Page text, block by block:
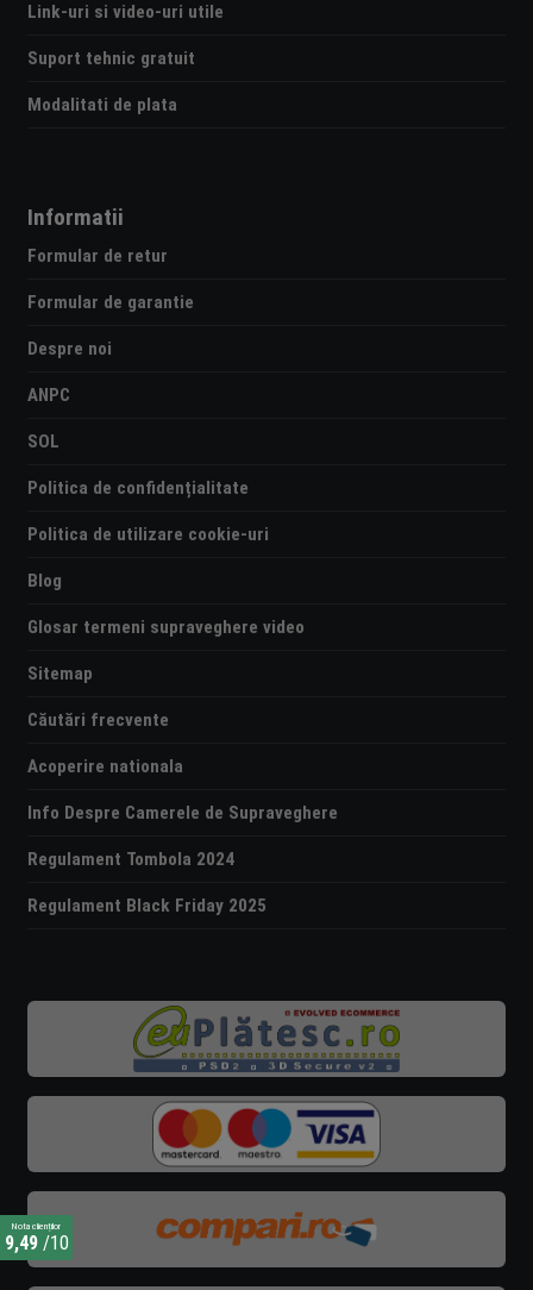
Link-uri si video-uri utile
Suport tehnic gratuit
Modalitati de plata
Informatii
Formular de retur
Formular de garantie
Despre noi
ANPC
SOL
Politica de confidențialitate
Politica de utilizare cookie-uri
Blog
Glosar termeni supraveghere video
Sitemap
Căutări frecvente
Acoperire nationala
Info Despre Camerele de Supraveghere
Regulament Tombola 2024
Regulament Black Friday 2025
Nota clienților
9,49/10